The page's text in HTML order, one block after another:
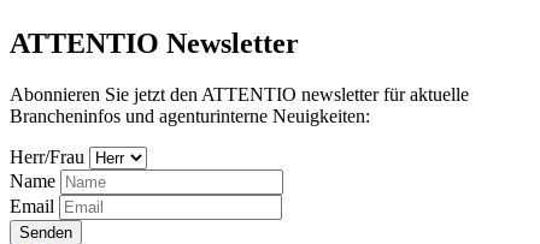
ATTENTIO Newsletter
Abonnieren Sie jetzt den ATTENTIO newsletter für aktuelle
Brancheninfos und agenturinterne Neuigkeiten:
Herr/Frau
Name
Email
Senden